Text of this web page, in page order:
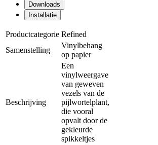
Downloads
Installatie
Productcategorie Refined
Samenstelling
Vinylbehang
op papier
Beschrijving
Een
vinylweergave
van geweven
vezels van de
pijlwortelplant,
die vooral
opvalt door de
gekleurde
spikkeltjes